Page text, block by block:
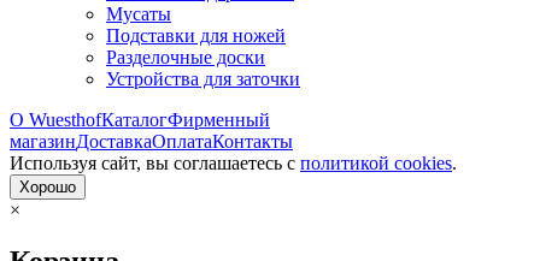
Мусаты
Подставки для ножей
Разделочные доски
Устройства для заточки
О WuesthofКаталогФирменный
магазинДоставкаОплатаКонтакты
Используя сайт, вы согла­шаетесь с политикой cookies.
Хорошо
×